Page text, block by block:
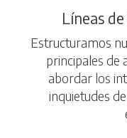
Líneas
Estructuramos
principales de
abordar los
inquietudes